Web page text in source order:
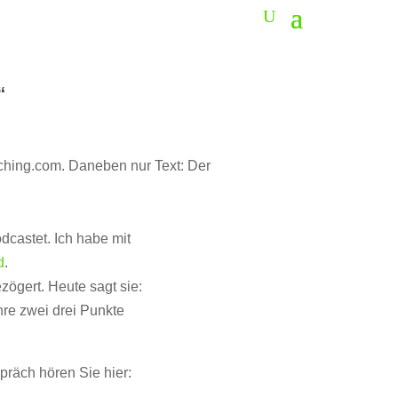
Ich habe mit
.
Heute sagt sie:
zwei drei Punkte
hören Sie hier: